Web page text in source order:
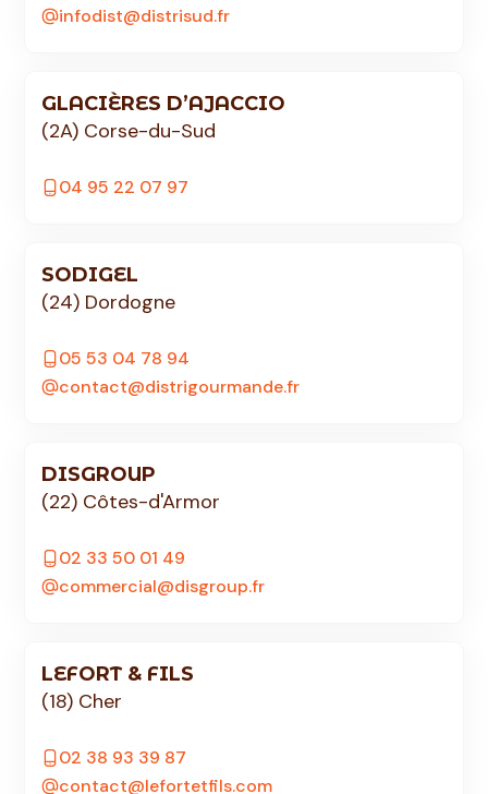
infodist@distrisud.fr
GLACIÈRES D’AJACCIO
(2A) Corse-du-Sud
04 95 22 07 97
SODIGEL
(24) Dordogne
05 53 04 78 94
contact@distrigourmande.fr
DISGROUP
(22) Côtes-d'Armor
02 33 50 01 49
commercial@disgroup.fr
LEFORT & FILS
(18) Cher
02 38 93 39 87
contact@lefortetfils.com